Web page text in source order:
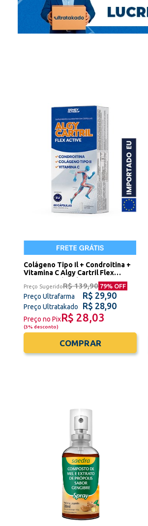
Colágeno Tipo Il + Condroitina +
Vitamina C Algy Cartril Flex
Active 60 Cápsulas União
Europeia Sidney Oliveira -
Validade Dezembro/2026
Preço SugeridoR$ 139,90 79% OFF
Preço Ultrafarma R$ 29,90
Preço Ultratakado R$ 28,90
Preço no PixR$ 28,03
(3% desconto)
COMPRAR